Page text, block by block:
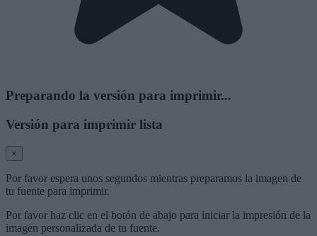
Preparando la versión para imprimir...
Versión para imprimir lista
×
Por favor espera unos segundos mientras preparamos la imagen de
tu fuente para imprimir.
Por favor haz clic en el botón de abajo para iniciar la impresión de la
imagen personalizada de tu fuente.